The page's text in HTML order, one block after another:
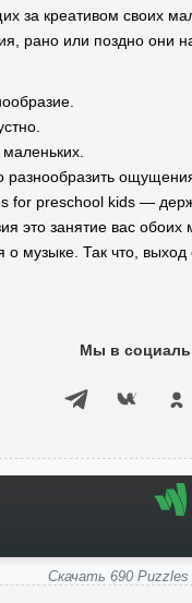
за креативом своих
рано или поздно они
разнообразить
for preschool kids —
это занятие вас
о музыке. Так что,
Мы в
Скачать 690